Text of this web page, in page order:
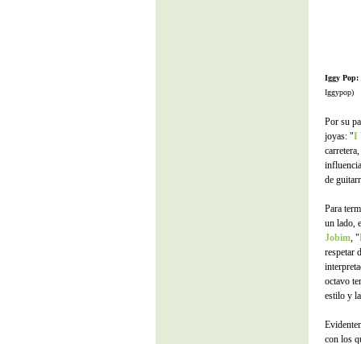
Iggy Pop:
Iggypop)
Por su
joyas: "I
de
Para
un lado,
Jobim, "
respetar
octavo
estilo y
con los